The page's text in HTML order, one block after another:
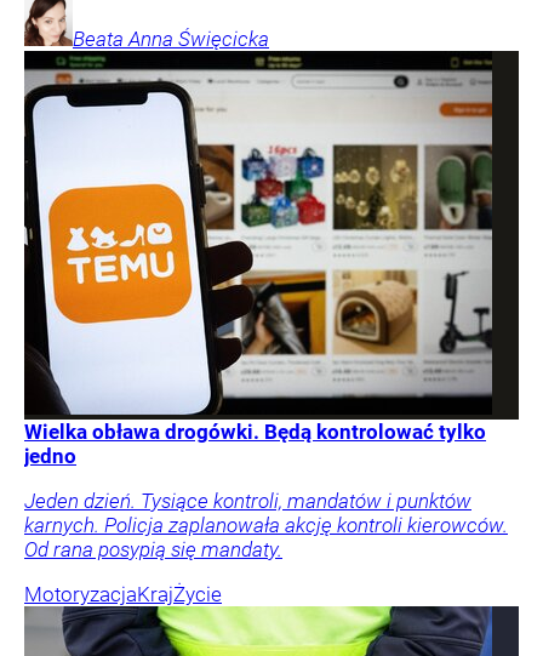
Beata Anna Święcicka
Wielka obława drogówki. Będą kontrolować tylko
jedno
Jeden dzień. Tysiące kontroli, mandatów i punktów
karnych. Policja zaplanowała akcję kontroli kierowców.
Od rana posypią się mandaty.
MotoryzacjaKrajŻycie